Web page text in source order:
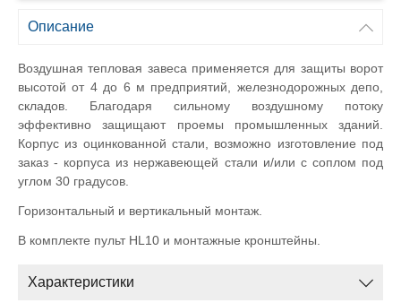
Описание
Воздушная тепловая завеса применяется для защиты ворот
высотой от 4 до 6 м предприятий, железнодорожных депо,
складов. Благодаря сильному воздушному потоку
эффективно защищают проемы промышленных зданий.
Корпус из оцинкованной стали, возможно изготовление под
заказ - корпуса из нержавеющей стали и/или с соплом под
углом 30 градусов.
Горизонтальный и вертикальный монтаж.
В комплекте пульт HL10 и монтажные кронштейны.
Характеристики